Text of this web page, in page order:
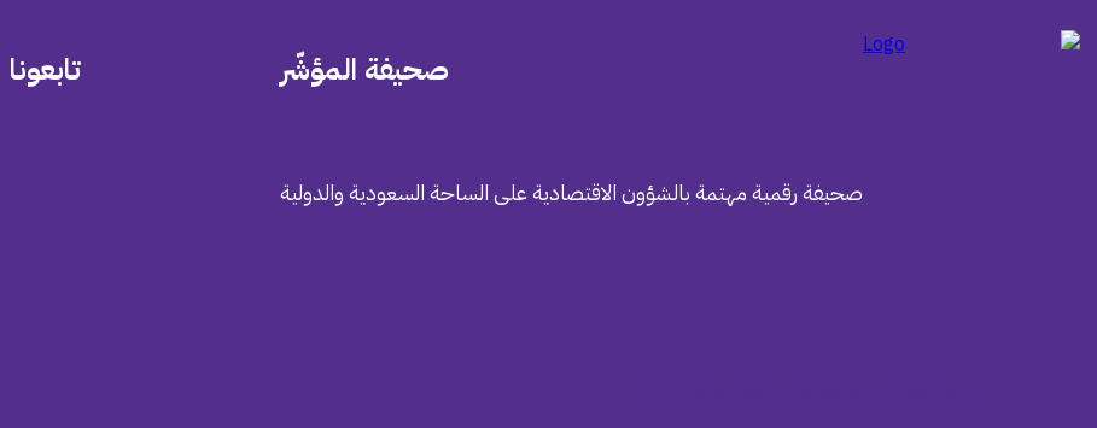
تابعونا صحيفة المؤشّر
صحيفة رقمية مهتمة بالشؤون الاقتصادية على الساحة السعودية والدولية